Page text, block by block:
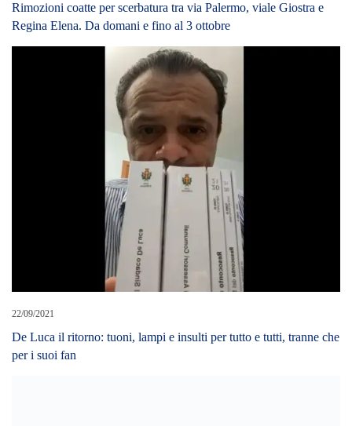
Rimozioni coatte per scerbatura tra via Palermo, viale Giostra e
Regina Elena. Da domani e fino al 3 ottobre
22/09/2021
De Luca il ritorno: tuoni, lampi e insulti per tutto e tutti, tranne che
per i suoi fan